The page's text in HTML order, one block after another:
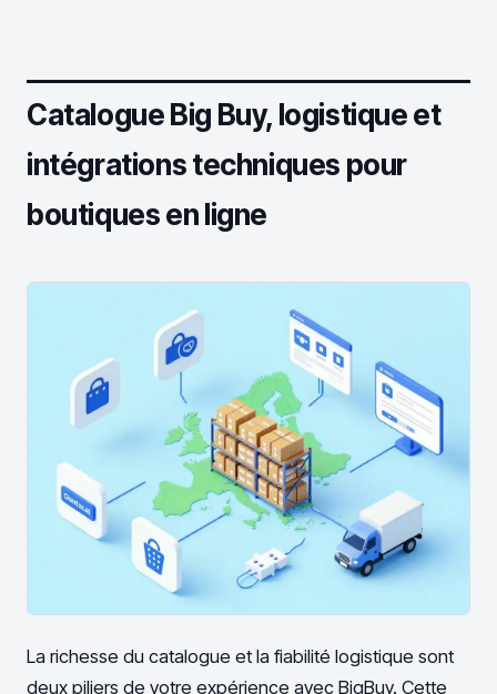
Catalogue Big Buy, logistique et
intégrations techniques pour
boutiques en ligne
La richesse du catalogue et la fiabilité logistique sont
deux piliers de votre expérience avec BigBuy. Cette